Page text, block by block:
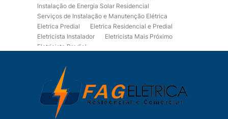
Instalação de Energia Solar Residencial
Serviços de Instalação e Manutenção Elétrica
Eletrica Predial
Eletrica Residencial e Predial
Eletricista Instalador
Eletricista Mais Próximo
Eletricista Predial
Eletricista Residencial
Eletricista Residencial E Predial
Eletricistas de Manutenção
Empresa de Instalações Elétricas
Empresa de Manutenção Eletrica